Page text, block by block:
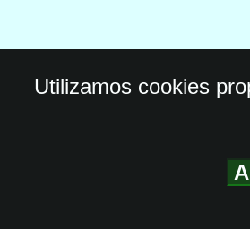
Utilizamos cookies